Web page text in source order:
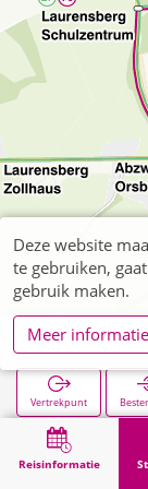
Reisinformatie
Vertrekpunt
Stadsinformatie
Deze website
te gebruiken,
gebruik maken.
Meer informatie